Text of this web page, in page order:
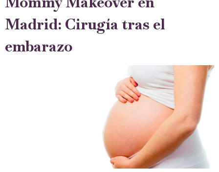
Madrid: Cirugía tras el
embarazo